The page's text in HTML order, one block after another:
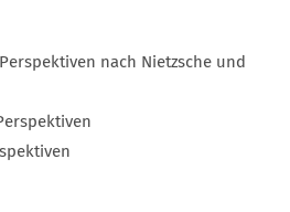
nach Nietzsche und